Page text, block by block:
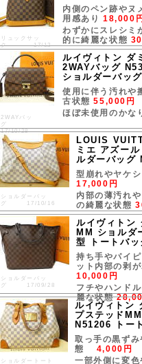
リュックサッ
ク 17/12
内側のペン跡やヌ
用感あり 18,000円
わずかにスレシミ
的に綺麗な状態
2WAYバッ
グ
17/10/28
ルイヴィトン ダ
2WAYバッグ
ショルダーバッグ
使用に伴う汚れや
古状態55,000円
ほぼ未使用のかな
ショルダーバッ
グ 17/10/16
LOUIS
ミエ アズー
ルダーバッグ
型崩れやヤケ
17,000円
内部の薄汚れ
の綺麗な状態
ショルダーバッ
グ 17/09/28
ルイヴィトン
MM ショルダ
型 トートバッ
持ち手やパイ
ット内部の剥
10,000円
フチやハンド
麗な状態
ショルダートート
ルイヴィトン
プステッド
N51206 トー
取っ手の黒ず
態 4,000円
一部外側に変